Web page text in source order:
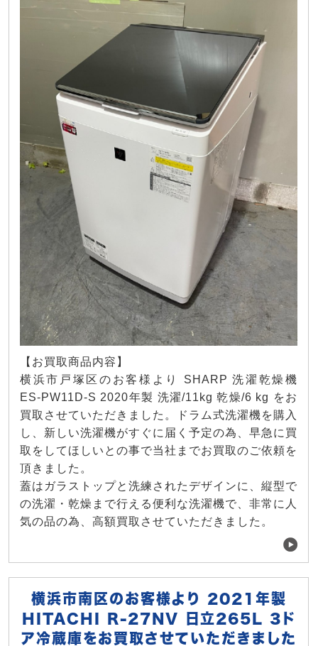
【お買取商品内容】
横浜市戸塚区のお客様より SHARP 洗濯乾燥機
ES-PW11D-S 2020年製 洗濯/11kg 乾燥/6 kg をお
買取させていただきました。ドラム式洗濯機を購入
し、新しい洗濯機がすぐに届く予定の為、早急に買
取をしてほしいとの事で当社までお買取のご依頼を
頂きました。
蓋はガラストップと洗練されたデザインに、縦型で
の洗濯・乾燥まで行える便利な洗濯機で、非常に人
気の品の為、高額買取させていただきました。
横浜市南区のお客様より 2021年製
HITACHI R-27NV 日立265L 3ド
ア冷蔵庫をお買取させていただきました